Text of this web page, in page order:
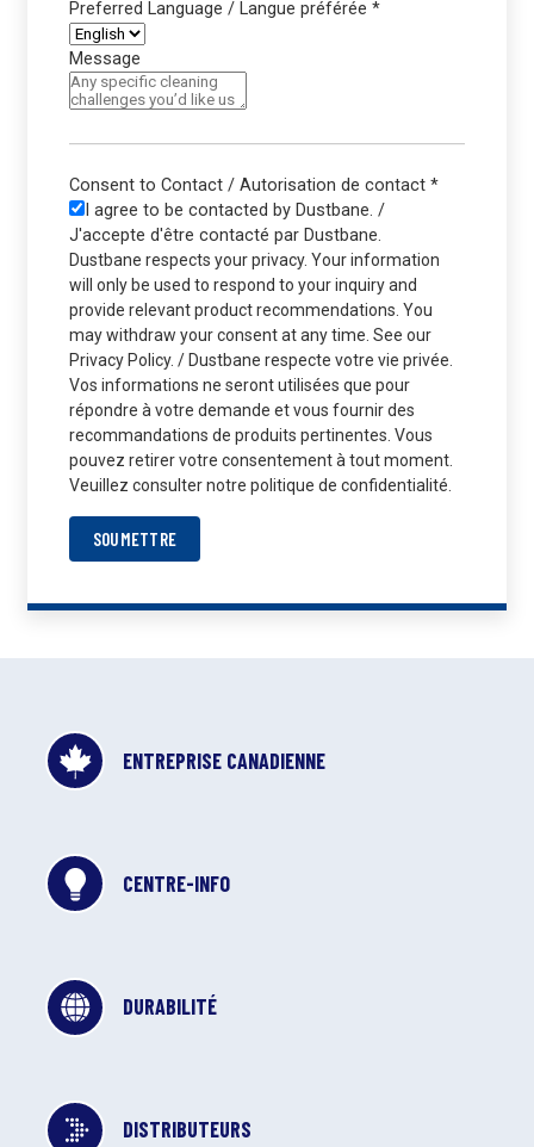
Preferred Language / Langue préférée *
Message
Consent to Contact / Autorisation de contact *
I agree to be contacted by Dustbane. /
J'accepte d'être contacté par Dustbane.
Dustbane respects your privacy. Your information
will only be used to respond to your inquiry and
provide relevant product recommendations. You
may withdraw your consent at any time. See our
Privacy Policy. / Dustbane respecte votre vie privée.
Vos informations ne seront utilisées que pour
répondre à votre demande et vous fournir des
recommandations de produits pertinentes. Vous
pouvez retirer votre consentement à tout moment.
Veuillez consulter notre politique de confidentialité.
SOUMETTRE
ENTREPRISE CANADIENNE
CENTRE-INFO
DURABILITÉ
DISTRIBUTEURS